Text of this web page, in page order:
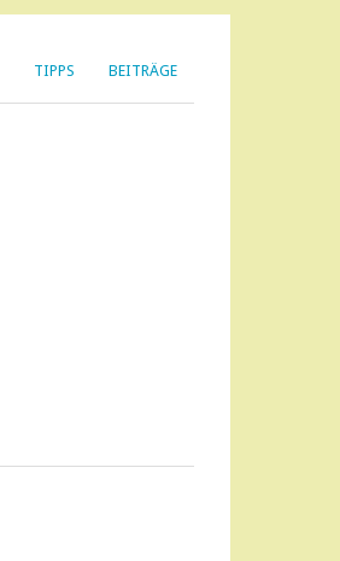
TIPPS BEITRÄGE